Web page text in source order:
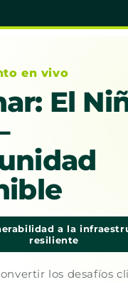
en vivo
El
a la
resiliente
los desafíos